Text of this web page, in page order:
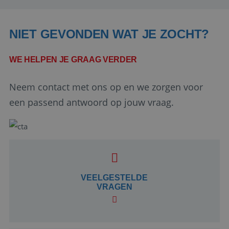
NIET GEVONDEN WAT JE ZOCHT?
WE HELPEN JE GRAAG VERDER
Neem contact met ons op en we zorgen voor
een passend antwoord op jouw vraag.
VEELGESTELDE
VRAGEN
Corporation
Google Privacy Policy